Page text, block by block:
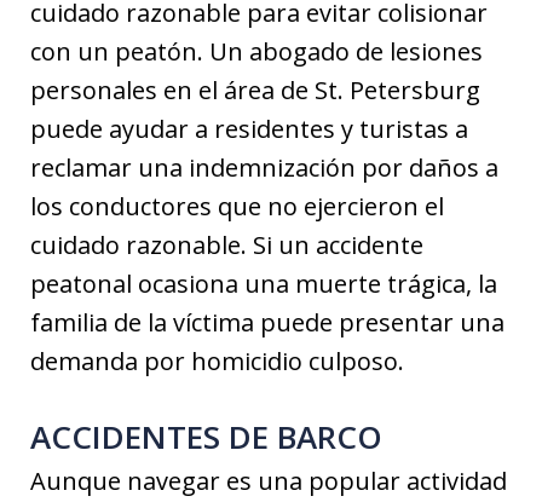
cuidado razonable para evitar colisionar
con un peatón. Un abogado de lesiones
personales en el área de St. Petersburg
puede ayudar a residentes y turistas a
reclamar una indemnización por daños a
los conductores que no ejercieron el
cuidado razonable. Si un accidente
peatonal ocasiona una muerte trágica, la
familia de la víctima puede presentar una
demanda por homicidio culposo.
ACCIDENTES DE BARCO
Aunque navegar es una popular actividad